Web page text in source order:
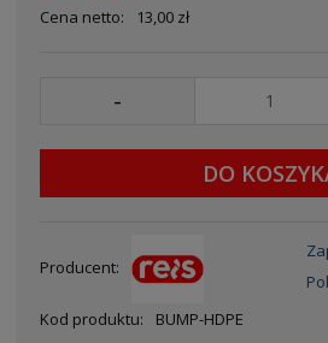
Cena netto: 13,00 zł
-
DO
Producent:
Kod produktu: BUMP-HDPE